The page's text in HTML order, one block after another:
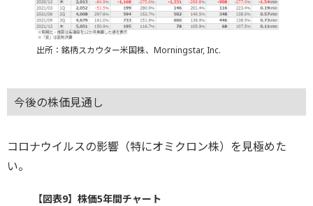
出所：銘柄スカウター米国株、Morningstar, Inc.
今後の株価見通し
コロナウイルスの影響（特にオミクロン株）を見極めた
い。
【図表9】株価5年間チャート